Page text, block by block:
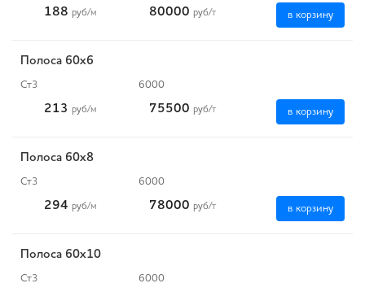
188 руб/м 80000 руб/т в корзину
Полоса 60x6
Ст3 6000
213 руб/м 75500 руб/т в корзину
Полоса 60x8
Ст3 6000
294 руб/м 78000 руб/т в корзину
Полоса 60x10
Ст3 6000